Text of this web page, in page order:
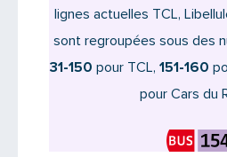
lignes actuelles TCL,
sont regroupées sous des
31-150 pour TCL, 151-160
pour Cars du